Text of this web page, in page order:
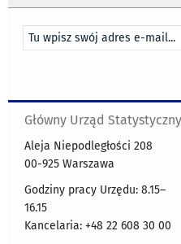
Główny Urząd Statystyczny
Aleja Niepodległości 208
00-925 Warszawa
Godziny pracy Urzędu: 8.15–
16.15
Kancelaria: +48 22 608 30 00